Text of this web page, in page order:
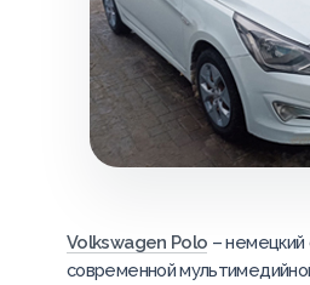
Volkswagen Polo – немецкий
современной